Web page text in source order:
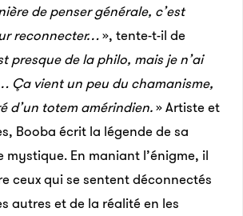
de penser générale, c’est
reconnecter…», tente-t-il de
presque de la philo, mais je n’ai
Ça vient un peu du chamanisme,
d’un totem amérindien.» Artiste et
Booba écrit la légende de sa
mystique. En maniant l’énigme, il
ceux qui se sentent déconnectés
autres et de la réalité en les